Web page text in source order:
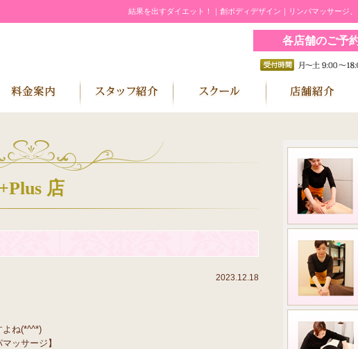
結果を出すダイエット！｜創ボディデザイン｜リンパマッサージ
各店舗のご予
+Plus 店
2023.12.18
ね(*^^*)
ッサージ】